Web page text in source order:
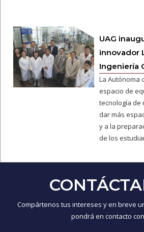
UAG
innovador
Ingeniería
La Autónoma
espacio de
tecnología de
dar más
y a la
de los
Compártenos tus intereses y en breve
pondrá en contacto